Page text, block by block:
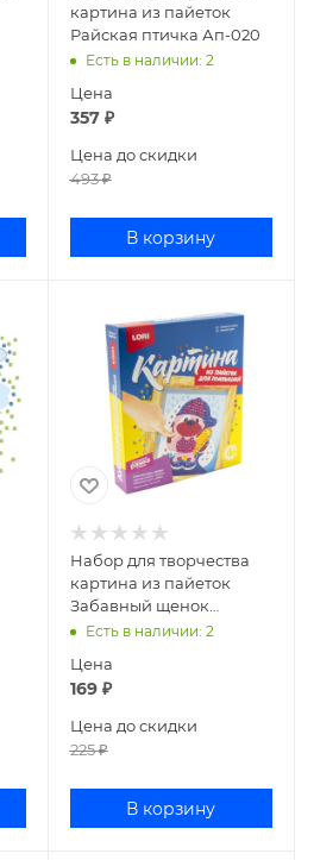
картина из пайеток
Райская птичка Ап-020
Есть в наличии: 2
Цена
357₽
Цена до скидки
493₽
В корзину
Набор для творчества
картина из пайеток
Забавный щенок
Мкс-004
Есть в наличии: 2
Цена
169₽
Цена до скидки
225₽
В корзину